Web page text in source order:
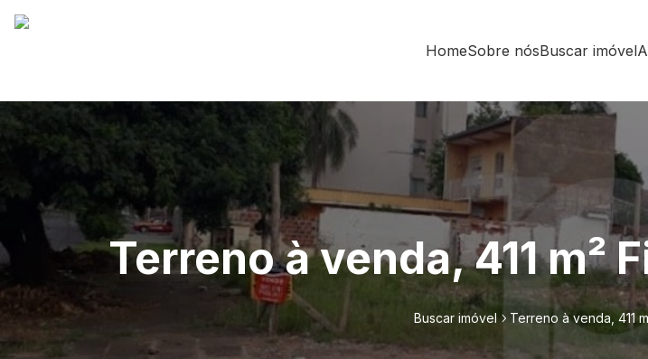
HomeSobre nósBuscar imóvel
Terreno à venda, 411 m²
Buscar imóvel Terreno à venda, 411